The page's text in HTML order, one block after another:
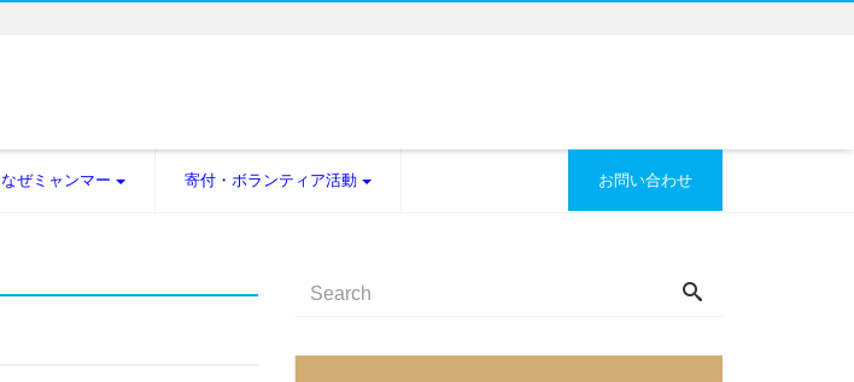
なぜミャンマー 寄付・ボランティア活動 お問い合わせ